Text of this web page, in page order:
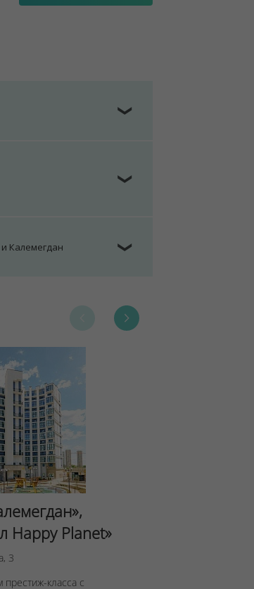
❯
❯
Калемегдан ❯
Happy Planet»
3
класса с